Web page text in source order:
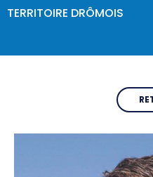
Partenaires & Labels
Labels & Centre de
Jeux Olympiques &
TERRITOIRE DRÔMOIS